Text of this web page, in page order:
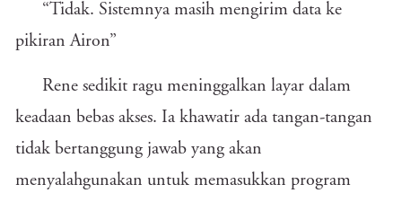
“Tidak. Sistemnya masih mengirim data ke
pikiran Airon”
Rene sedikit ragu meninggalkan layar dalam
keadaan bebas akses. Ia khawatir ada tangan-tangan
tidak bertanggung jawab yang akan
menyalahgunakan untuk memasukkan program